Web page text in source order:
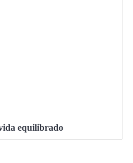
equilibrado